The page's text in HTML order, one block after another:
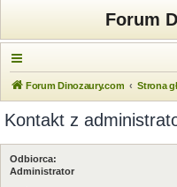
Forum
Forum Dinozaury.com Strona
Kontakt z
Odbiorca:
Administrator